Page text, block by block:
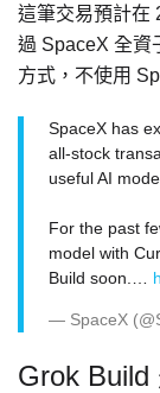
這筆交易預計在
過 SpaceX 全資
方式，不使用
SpaceX has
all-stock
useful AI
For the past
model with
Build soon.…
— SpaceX
Grok Build